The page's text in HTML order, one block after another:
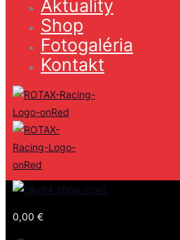
Aktuality
Shop
Fotogaléria
Kontakt
0,00 €